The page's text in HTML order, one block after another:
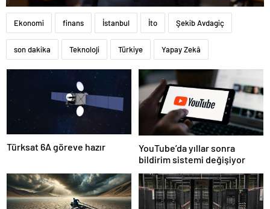
Ekonomi finans İstanbul İto Şekib Avdagiç
son dakika Teknoloji Türkiye Yapay Zekâ
Türksat 6A göreve hazır
YouTube’da yıllar sonra
bildirim sistemi değişiyor